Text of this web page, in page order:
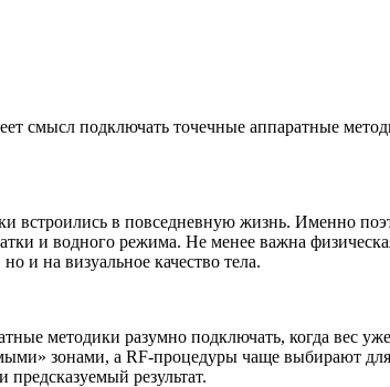
смысл подключать точечные аппаратные
в повседневную жизнь. Именно
и водного режима. Не менее важна
и на визуальное качество тела.
методики разумно подключать, когда вес
зонами, а RF-процедуры чаще выбирают
результат.